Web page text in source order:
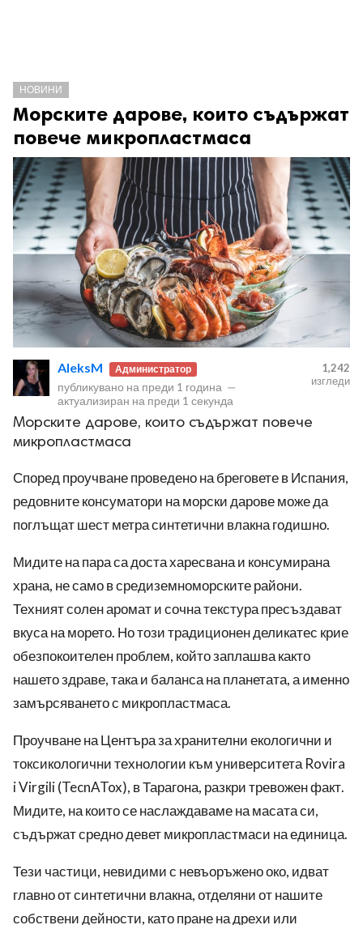
НОВИНИ
Морските дарове, които съдържат
повече микропластмаса
AleksM Администратор
публикувано на преди 1 година —
актуализиран на преди 1 секунда
1,242
изгледи
Морските дарове, които съдържат повече
микропластмаса
Според проучване проведено на бреговете в Испания,
редовните консуматори на морски дарове може да
поглъщат шест метра синтетични влакна годишно.
Мидите на пара са доста харесвана и консумирана
храна, не само в средиземноморските райони.
Техният солен аромат и сочна текстура пресъздават
вкуса на морето. Но този традиционен деликатес крие
обезпокоителен проблем, който заплашва както
нашето здраве, така и баланса на планетата, а именно
замърсяването с микропластмаса.
Проучване на Центъра за хранителни екологични и
токсикологични технологии към университета Rovira
i Virgili (TecnATox), в Тарагона, разкри тревожен факт.
Мидите, на които се наслаждаваме на масата си,
съдържат средно девет микропластмаси на единица.
Тези частици, невидими с невъоръжено око, идват
главно от синтетични влакна, отделяни от нашите
собствени дейности, като пране на дрехи или